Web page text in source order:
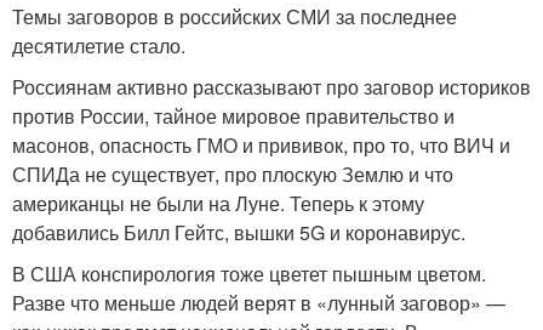
Темы заговоров в российских СМИ за последнее
десятилетие стало.
Россиянам активно рассказывают про заговор историков
против России, тайное мировое правительство и
масонов, опасность ГМО и прививок, про то, что ВИЧ и
СПИДа не существует, про плоскую Землю и что
американцы не были на Луне. Теперь к этому
добавились Билл Гейтс, вышки 5G и коронавирус.
В США конспирология тоже цветет пышным цветом.
Разве что меньше людей верят в «лунный заговор» —